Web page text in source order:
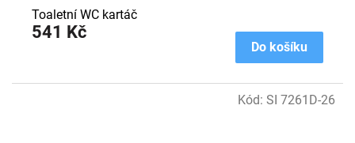
541 Kč
Do košíku
Toaletní WC kartáč
Kód: SI 7261D-26